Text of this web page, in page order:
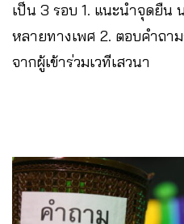
เป็น 3 รอบ 1. แนะนำจุดยืน
หลายทางเพศ 2. ตอบคำถา
จากผู้เข้าร่วมเวทีเสวนา